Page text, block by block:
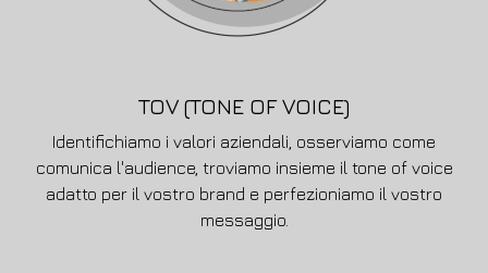
TOV (TONE OF VOICE)
Identifichiamo i valori aziendali, osserviamo come
comunica l'audience, troviamo insieme il tone of voice
adatto per il vostro brand e perfezioniamo il vostro
messaggio.